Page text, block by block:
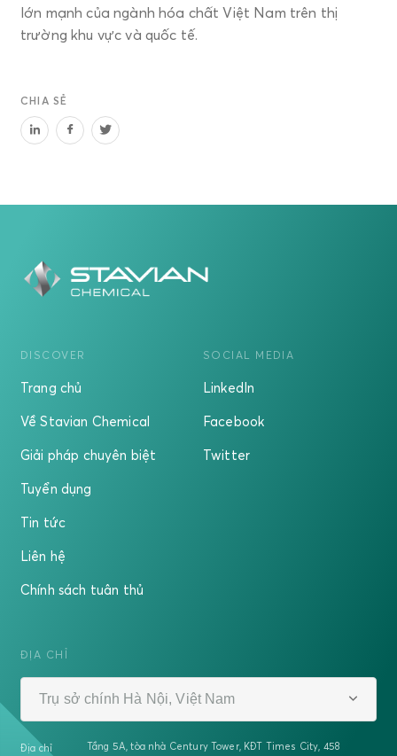
lớn mạnh của ngành hóa chất Việt Nam trên thị
trường khu vực và quốc tế.
CHIA SẺ
DISCOVER
Trang chủ
Về Stavian Chemical
Giải pháp chuyên biệt
Tuyển dụng
Tin tức
Liên hệ
Chính sách tuân thủ
SOCIAL MEDIA
LinkedIn
Facebook
Twitter
ĐỊA CHỈ
Trụ sở chính Hà Nội, Việt Nam
Địa chỉ
Tầng 5A, tòa nhà Century Tower, KĐT Times City, 458